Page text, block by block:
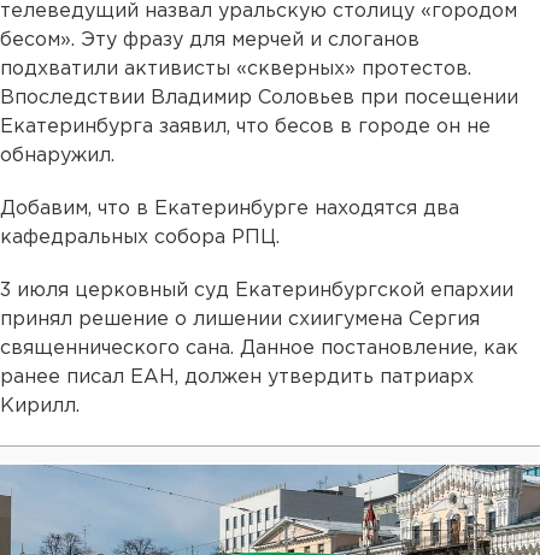
телеведущий назвал уральскую столицу «городом
бесом». Эту фразу для мерчей и слоганов
подхватили активисты «скверных» протестов.
Впоследствии Владимир Соловьев при посещении
Екатеринбурга заявил, что бесов в городе он не
обнаружил.
Добавим, что в Екатеринбурге находятся два
кафедральных собора РПЦ.
3 июля церковный суд Екатеринбургской епархии
принял решение о лишении схиигумена Сергия
священнического сана. Данное постановление, как
ранее писал ЕАН, должен утвердить патриарх
Кирилл.